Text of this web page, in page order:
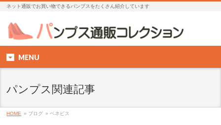
ネット通販でお買い物できるパンプスをたくさん紹介しています
MENU
パンプス関連記事
HOME » ブログ » ベネビス